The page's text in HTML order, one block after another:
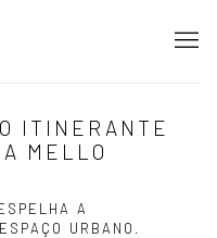
ITINERANTE
MELLO
A
URBANO.